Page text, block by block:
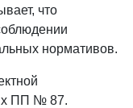
что
нормативов.
ПП № 87.